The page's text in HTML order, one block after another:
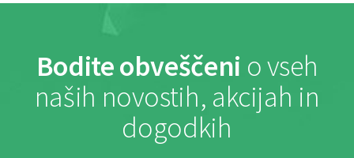
Bodite obveščeni o vseh
naših novostih, akcijah in
dogodkih